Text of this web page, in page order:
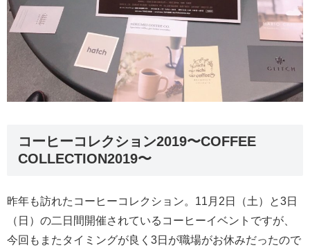
コーヒーコレクション2019〜COFFEE
COLLECTION2019〜
昨年も訪れたコーヒーコレクション。11月2日（土）と3日
（日）の二日間開催されているコーヒーイベントですが、
今回もまたタイミングが良く3日が職場がお休みだったので